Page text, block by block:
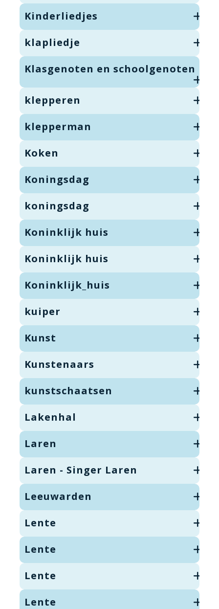
Kinderliedjes
klapliedje
Klasgenoten en schoolgenoten
klepperen
klepperman
Koken
Koningsdag
koningsdag
Koninklijk huis
Koninklijk huis
Koninklijk_huis
kuiper
Kunst
Kunstenaars
kunstschaatsen
Lakenhal
Laren
Laren - Singer Laren
Leeuwarden
Lente
Lente
Lente
Lente